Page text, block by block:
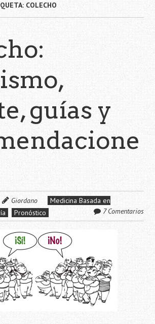
COLECHO
guías y
Giordano
Medicina Basada en
Pronóstico 7 Comentarios